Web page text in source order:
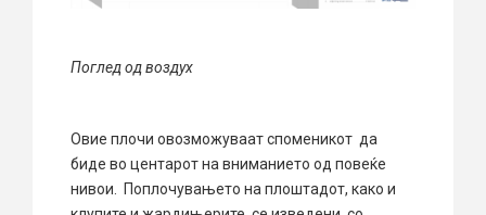
Поглед од воздух
Овие плочи овозможуваат споменикот да
биде во центарот на вниманието од повеќе
нивои. Поплочувањето на плоштадот, како и